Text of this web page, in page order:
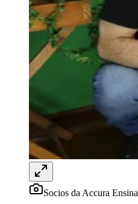
Anuncie no Portal
Verificar Empresa Novo
Anunciar VagasNovo
Publicidade Legal
NBA
NFL
Fórmula 1
Tênis (ATP)
MLB
NHL
Atletismo
Vôlei
NBB
Competições de Futebol
Brasileirão Série A
Socios da Accura Ensina